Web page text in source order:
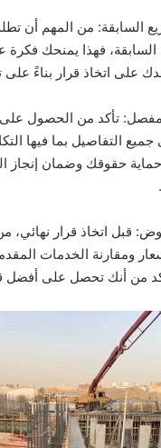
السابقة: من المهم أن
السابقة، فهذا يمنحك
على اتخاذ قرار بناءً
تأكد من الحصول
التفاصيل بما فيها
حماية حقوقك وضمان
قبل اتخاذ قرار
ومقارنة الخدمات
من أنك تحصل على أفضل